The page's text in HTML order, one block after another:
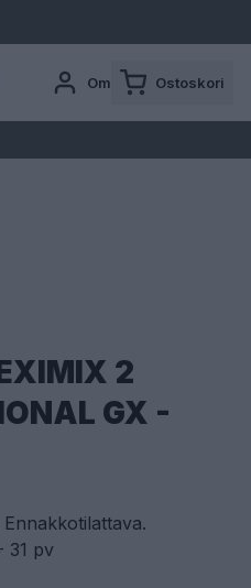
Oma tili Ostoskori
2
GX -
.
31 pv